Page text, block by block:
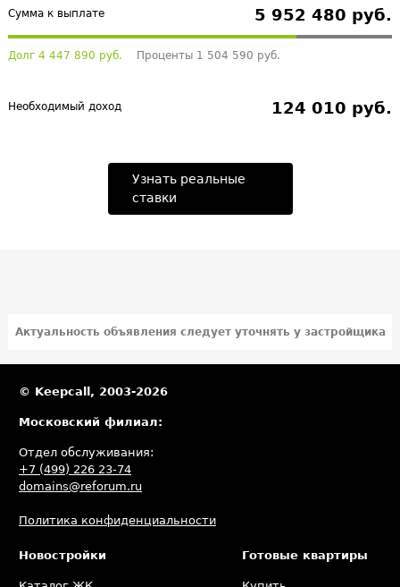
Сумма к выплате 5 952 480 руб.
Долг 4 447 890 руб. Проценты 1 504 590 руб.
Необходимый доход 124 010 руб.
Узнать реальные
ставки
Актуальность объявления следует уточнять у застройщика
© Keepcall, 2003-2026
Московский филиал:
Отдел обслуживания:
+7 (499) 226 23-74
domains@reforum.ru
Политика конфиденциальности
Новостройки Готовые квартиры